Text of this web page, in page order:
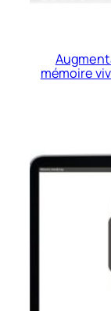
mémoire